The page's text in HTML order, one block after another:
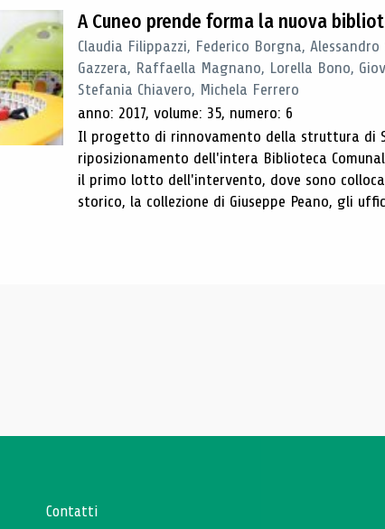
A Cuneo prende forma la nuova
Claudia Filippazzi, Federico Borgna,
Gazzera, Raffaella Magnano, Lorella Bono,
Stefania Chiavero, Michela Ferrero
anno: 2017, volume: 35, numero: 6
Il progetto di rinnovamento della struttura di
riposizionamento dell'intera Biblioteca
il primo lotto dell'intervento, dove sono
storico, la collezione di Giuseppe Peano, gli
Contatti